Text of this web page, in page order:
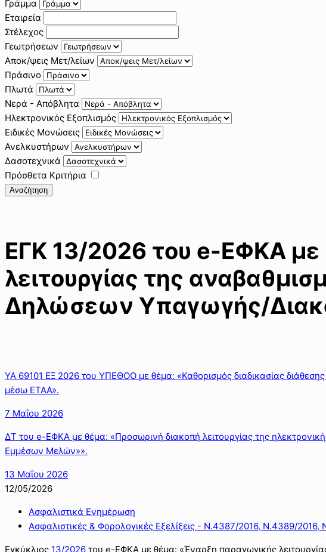
Γράμμα
Εταιρεία
Στέλεχος
Γεωτρήσεων
Αποκ/ψεις Μετ/λείων
Πράσινο
Πλωτά
Νερά - Απόβλητα
Ηλεκτρονικός Εξοπλισμός
Ειδικές Μονώσεις
Ανελκυστήρων
Δασοτεχνικά
Πρόσθετα Κριτήρια
Αναζήτηση
ΕΓΚ 13/2026 του e-ΕΦΚΑ
λειτουργίας της
Δηλώσεων Υπαγωγής/
ΥΑ 69101 ΕΞ 2026 του ΥΠΕΘΟΟ με θέμα: «Καθορισμός διαδικασίας
μέσω ΕΤΑΑ».
7 Μαΐου 2026
ΔΤ του e-ΕΦΚΑ με θέμα: «Προσωρινή διακοπή λειτουργίας της
Εμμέσων Μελών»».
13 Μαΐου 2026
12/05/2026
Ασφαλιστικά Ενημέρωση
Ασφαλιστικές & Φορολογικές Εξελίξεις - Ν.4387/2016, Ν.4389/
Εγκύκλιος 13/2026 του e-ΕΦΚΑ με θέμα: «Έναρξη παραγωγικής